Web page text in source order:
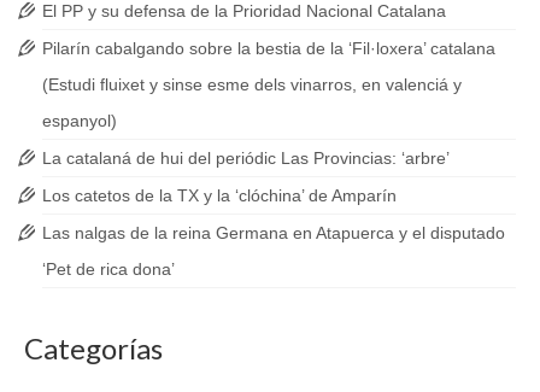
El PP y su defensa de la Prioridad Nacional Catalana
Pilarín cabalgando sobre la bestia de la ‘Fil·loxera’ catalana
(Estudi fluixet y sinse esme dels vinarros, en valenciá y
espanyol)
La catalaná de hui del periódic Las Provincias: ‘arbre’
Los catetos de la TX y la ‘clóchina’ de Amparín
Las nalgas de la reina Germana en Atapuerca y el disputado
‘Pet de rica dona’
Categorías